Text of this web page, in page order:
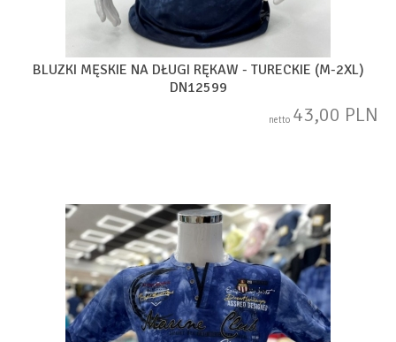
BLUZKI MĘSKIE NA DŁUGI RĘKAW - TURECKIE (M-2XL)
DN12599
netto 43,00 PLN